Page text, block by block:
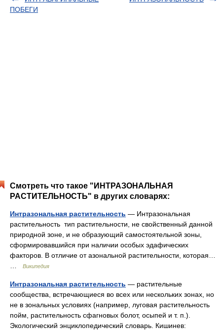
ПОБЕГИ
Смотреть что такое "ИНТРАЗОНАЛЬНАЯ
РАСТИТЕЛЬНОСТЬ" в других словарях:
Интразональная растительность — Интразональная
растительность тип растительности, не свойственный данной
природной зоне, и не образующий самостоятельной зоны,
сформировавшийся при наличии особых эдафических
факторов. В отличие от азональной растительности, которая…
Википедия
Интразональная растительность — растительные
сообщества, встречающиеся во всех или нескольких зонах, но
не в зональных условиях (например, луговая растительность
пойм, растительность сфагновых болот, осыпей и т. п.).
Экологический энциклопедический словарь. Кишинев: